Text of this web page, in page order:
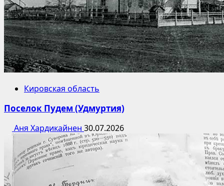
Кировская область
Поселок Пудем (Удмуртия)
Аня Хардикайнен 30.07.2026